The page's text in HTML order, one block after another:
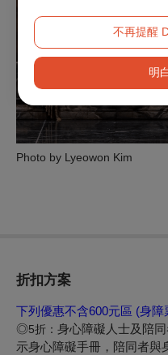
不再提醒
明
Photo by Lyeowon Kim
折扣方案
下列優惠不含600元區 (身障
◎5折 ： 身心障礙人士及陪
示身心障礙手冊，陪同者與